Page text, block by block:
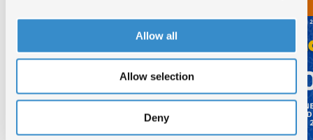
Allow all
Allow selection
Deny